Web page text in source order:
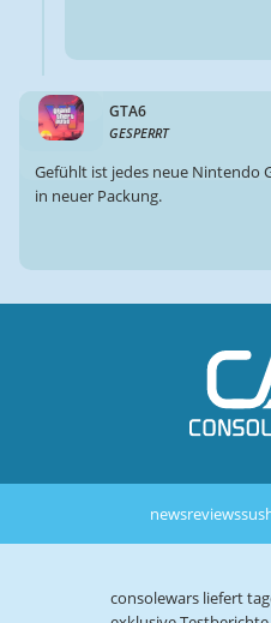
GTA6
GESPERRT
Gefühlt ist jedes neue Nintendo
in neuer Packung.
newsreviews
consolewars liefert